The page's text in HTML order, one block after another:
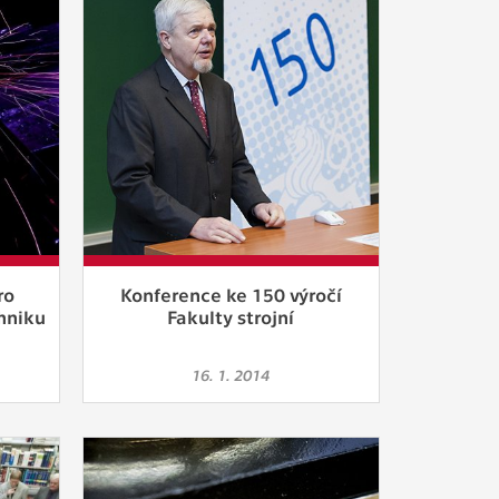
Konference ke 150 výročí
Fakulty strojní
16. 1. 2014